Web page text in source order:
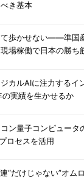
き基本
歩かせない――準国
場稼働で日本の勝ち
カルAIに注力するイ
の実績を生かせるか
ン量子コンピュータ
ロセスを活用
“だけじゃない”オム